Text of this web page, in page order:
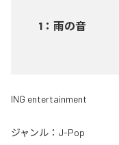
1 ： 雨の音
ING entertainment
ジャンル： J-Pop